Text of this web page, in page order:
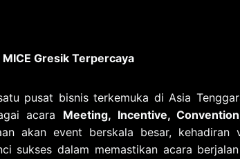
Gresik Terpercaya
pusat bisnis terkemuka di Asia
acara Meeting, Incentive,
akan event berskala besar, kehadiran
sukses dalam memastikan acara